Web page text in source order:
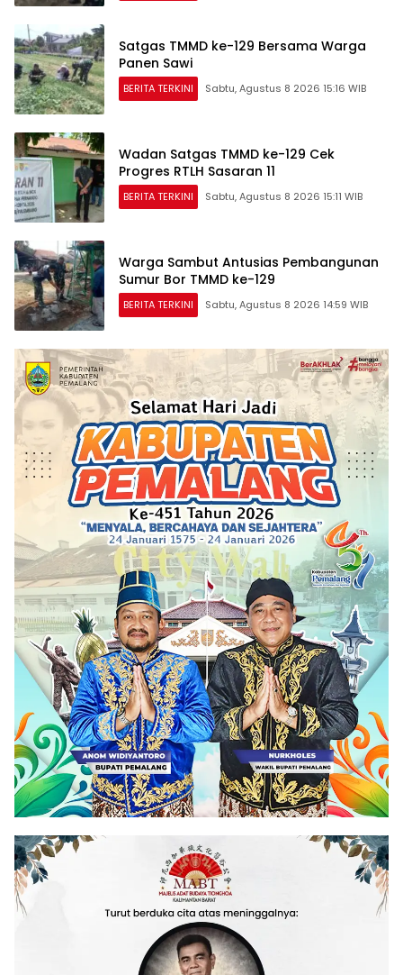
Satgas TMMD ke-129 Bersama Warga
Panen Sawi
BERITA TERKINI Sabtu, Agustus 8 2026 15:16 WIB
Wadan Satgas TMMD ke-129 Cek
Progres RTLH Sasaran 11
BERITA TERKINI Sabtu, Agustus 8 2026 15:11 WIB
Warga Sambut Antusias Pembangunan
Sumur Bor TMMD ke-129
BERITA TERKINI Sabtu, Agustus 8 2026 14:59 WIB